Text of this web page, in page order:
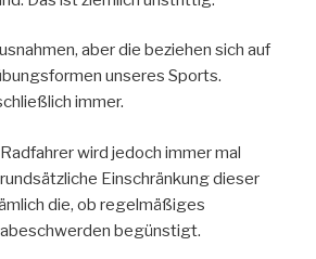
aber die beziehen sich auf
unseres Sports.
immer.
wird jedoch immer mal
Einschränkung dieser
die, ob regelmäßiges
begünstigt.